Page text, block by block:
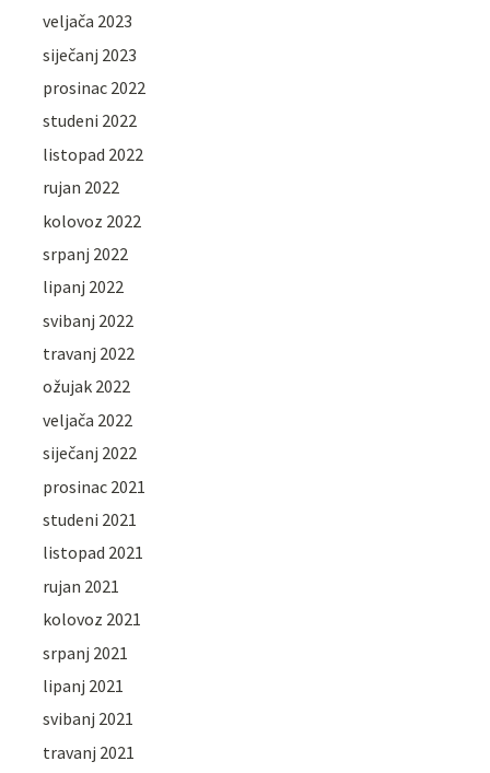
veljača 2023
siječanj 2023
prosinac 2022
studeni 2022
listopad 2022
rujan 2022
kolovoz 2022
srpanj 2022
lipanj 2022
svibanj 2022
travanj 2022
ožujak 2022
veljača 2022
siječanj 2022
prosinac 2021
studeni 2021
listopad 2021
rujan 2021
kolovoz 2021
srpanj 2021
lipanj 2021
svibanj 2021
travanj 2021